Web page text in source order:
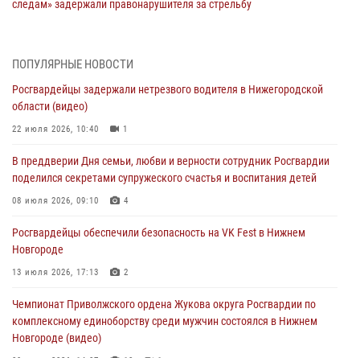
следам» задержали правонарушителя за стрельбу
В Нижегородской области продолжаются мероприятия в рамках
16 июля 2026, 05:00
Росгвардейцы обеспечили безопасность на VK Fest в Нижнем
13 июля 2026, 17:13
Нижегородские росгвардейцы за прошедшую неделю выезжали
13 июля 2026, 06:45
Росгвардейцы предотвратили серию краж в Нижнем Новгороде
ПОПУЛЯРНЫЕ НОВОСТИ
Росгвардейцы задержали нетрезвого водителя в Нижегородской
области (видео)
22 июля 2026, 10:40 1
В преддверии Дня семьи, любви и верности сотрудник Росгвардии
поделился секретами супружеского счастья и воспитания детей
08 июля 2026, 09:10 4
Росгвардейцы обеспечили безопасность на VK Fest в Нижнем
Новгороде
13 июля 2026, 17:13 2
Чемпионат Приволжского ордена Жукова округа Росгвардии по
комплексному единоборству среди мужчин состоялся в Нижнем
Новгороде (видео)